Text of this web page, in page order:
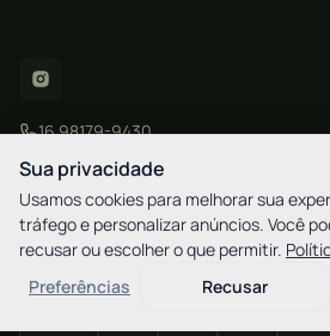
16 98179-9430
CNPJ: 57.877.596/
XGamestore - Rua Martim Afonso, 2521 -
80730-030
Sua privacidade
Usamos cookies para melhorar sua
tráfego e personalizar anúncios. Você
recusar ou escolher o que permitir.
Preferências
Recusar